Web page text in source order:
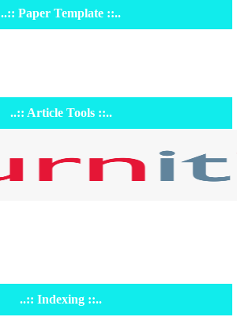
..:: Paper Template ::..
..:: Article Tools ::..
..:: Indexing ::..